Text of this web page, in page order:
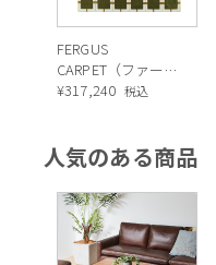
FERGUS
CARPET（ファーガ
ス カーペット）
¥317,240 税込
人気のある商品